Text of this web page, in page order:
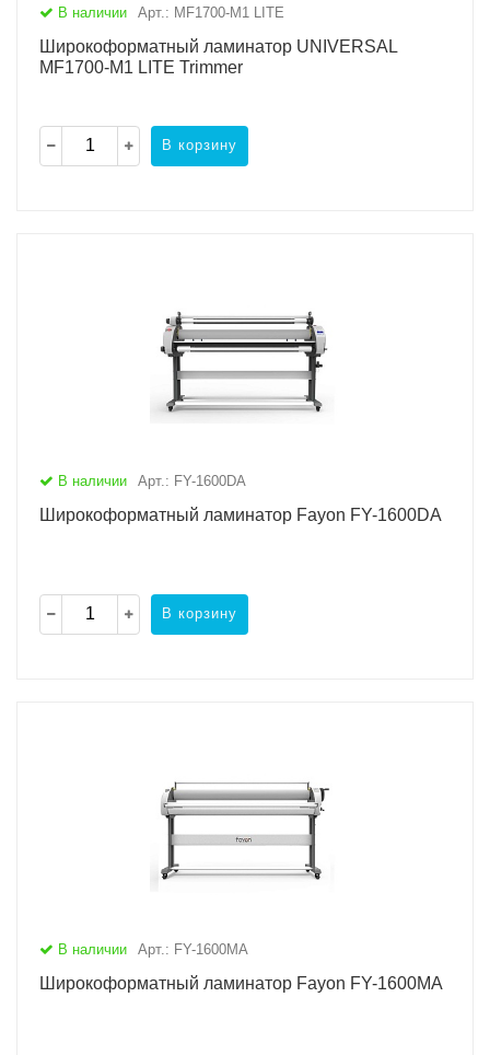
В наличии Арт.: MF1700-M1 LITE
Широкоформатный ламинатор UNIVERSAL
MF1700-M1 LITE Trimmer
В корзину
В наличии Арт.: FY-1600DA
Широкоформатный ламинатор Fayon FY-1600DA
В корзину
В наличии Арт.: FY-1600MA
Широкоформатный ламинатор Fayon FY-1600MA